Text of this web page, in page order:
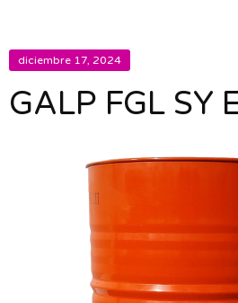
diciembre 17, 2024
GALP FGL SY